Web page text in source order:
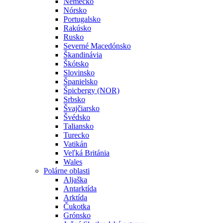
Nórsko
Portugalsko
Rakúsko
Rusko
Severné Macedónsko
Škandinávia
Škótsko
Slovinsko
Španielsko
Špicbergy (NOR)
Srbsko
Švajčiarsko
Švédsko
Taliansko
Turecko
Vatikán
Veľká Británia
Wales
Polárne oblasti
Aljaška
Antarktída
Arktída
Čukotka
Grónsko